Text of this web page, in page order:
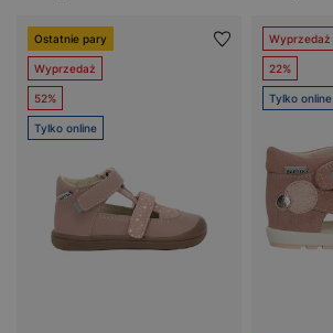
Ostatnie pary
Wyprzedaż
52%
Tylko online
Wyprzedaż
22%
Tylko online